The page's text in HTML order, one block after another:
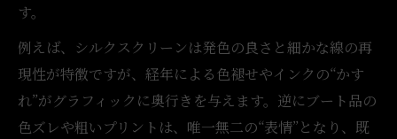
す。
例えば、シルクスクリーンは発色の良さと細かな線の再
現性が特徴ですが、経年による色褪せやインクの“かす
れ”がグラフィックに奥行きを与えます。逆にブート品の
色ズレや粗いプリントは、唯一無二の“表情”となり、既